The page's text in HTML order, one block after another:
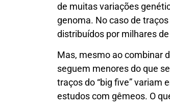
de muitas variações
genoma. No caso de
distribuídos por milhares
Mas, mesmo ao combinar
seguem menores do que
traços do “big five”variam
estudos com gêmeos. O